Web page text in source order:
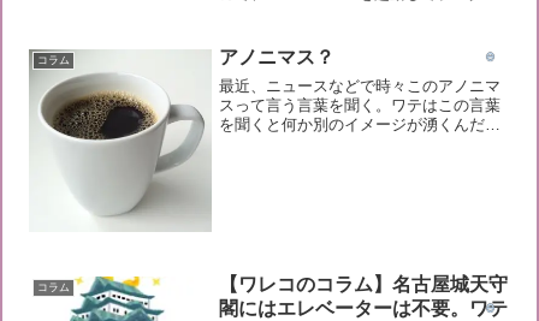
Chromeブラウザーで多数のWEBページ
を閲覧し...
コラム アノニマス？
最近、ニュースなどで時々このアノニマ
スって言う言葉を聞く。ワテはこの言葉
を聞くと何か別のイメージが湧くんだけ
コラム
【ワレコのコラム】名古屋城天守
閣にはエレベーターは不要。ワテ